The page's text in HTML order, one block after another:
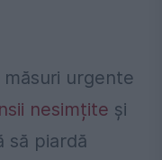
urgente
nesimțite şi
să piardă